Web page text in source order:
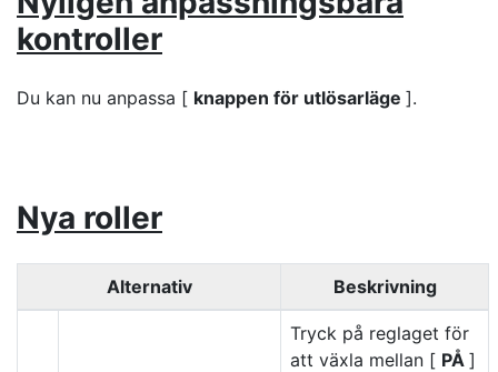
kontroller
Du kan nu anpassa [ knappen för utlösarläge ].
Nya roller
Alternativ Beskrivning
Tryck på reglaget för
att växla mellan [ PÅ ]